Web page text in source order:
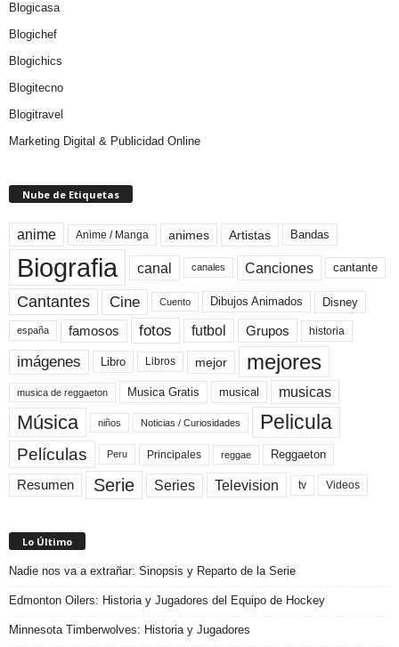
Blogicasa
Blogichef
Blogichics
Blogitecno
Blogitravel
Marketing Digital & Publicidad Online
Nube de Etiquetas
anime Anime / Manga animes Artistas Bandas
Biografia canal canales Canciones cantante
Cantantes Cine Cuento Dibujos Animados Disney
españa famosos fotos futbol Grupos historia
imágenes Libro Libros mejor mejores
musica de reggaeton Musica Gratis musical musicas
Música niños Noticias / Curiosidades Pelicula
Películas Peru Principales reggae Reggaeton
Resumen Serie Series Television tv Videos
Lo Último
Nadie nos va a extrañar: Sinopsis y Reparto de la Serie
Edmonton Oilers: Historia y Jugadores del Equipo de Hockey
Minnesota Timberwolves: Historia y Jugadores